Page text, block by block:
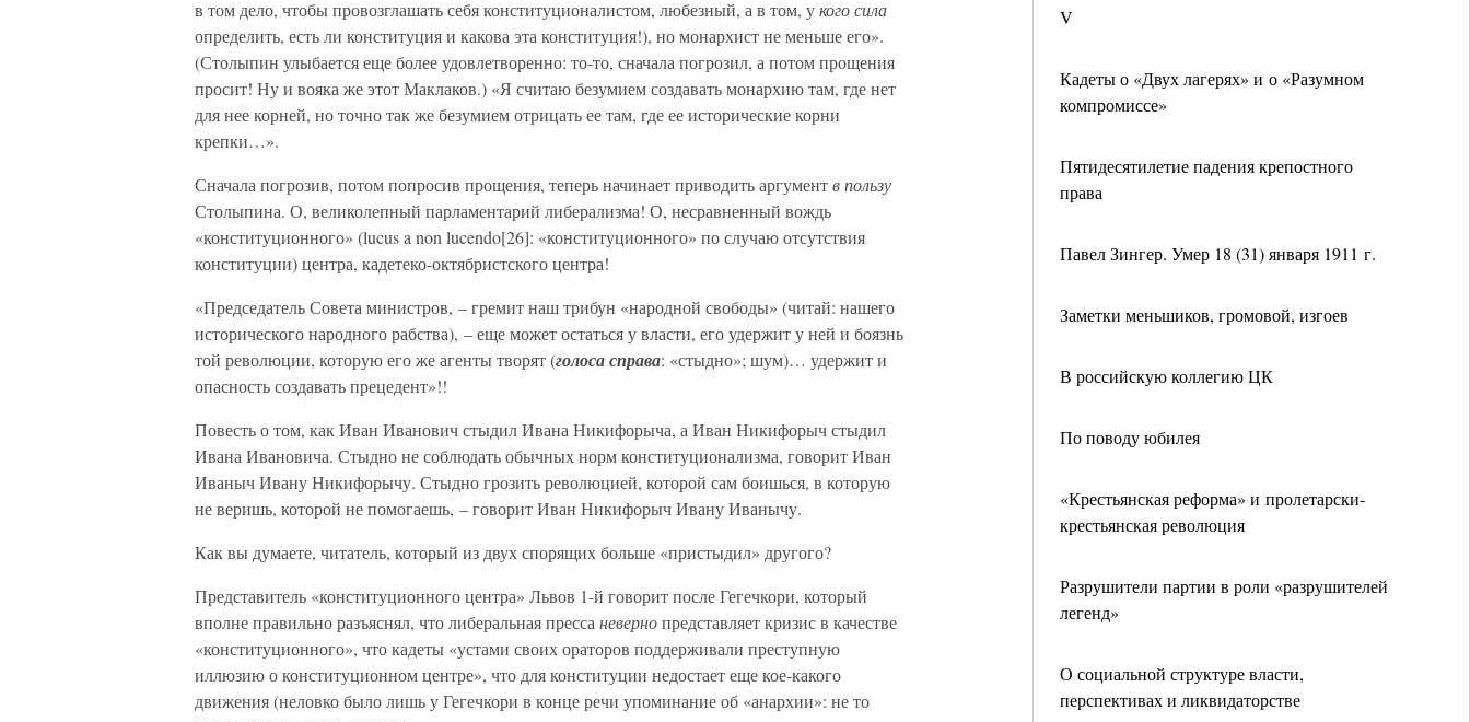
V
Кадеты о «Двух лагерях» и о «Разумном
компромиссе»
Пятидесятилетие падения крепостного
права
Павел Зингер. Умер 18 (31) января 1911 г.
Заметки меньшиков, громовой, изгоев
В российскую коллегию ЦК
По поводу юбилея
«Крестьянская реформа» и пролетарски-
крестьянская революция
Разрушители партии в роли «разрушителей
легенд»
О социальной структуре власти,
перспективах и ликвидаторстве
в том дело, чтобы провозглашать себя конституционалистом, любезный, а в том, укого сила
определить, есть ли конституция и какова эта конституция!), но монархист не меньше его».
(Столыпин улыбается еще более удовлетворенно: то-то, сначала погрозил, а потом прощения
просит! Ну и вояка же этот Маклаков.) «Я считаю безумием создавать монархию там, где нет
для нее корней, но точно так же безумием отрицать ее там, где ее исторические корни
крепки…».
Сначала погрозив, потом попросив прощения, теперь начинает приводить аргументв пользу
Столыпина. О, великолепный парламентарий либерализма! О, несравненный вождь
«конституционного» (lucus a non lucendo[26]: «конституционного» по случаю отсутствия
конституции) центра, кадетеко-октябристского центра!
«Председатель Совета министров, – гремит наш трибун «народной свободы» (читай: нашего
исторического народного рабства), – еще может остаться у власти, его удержит у ней и боязнь
той революции, которую его же агенты творят (голоса справа: «стыдно»; шум)… удержит и
опасность создавать прецедент»!!
Повесть о том, как Иван Иванович стыдил Ивана Никифорыча, а Иван Никифорыч стыдил
Ивана Ивановича. Стыдно не соблюдать обычных норм конституционализма, говорит Иван
Иваныч Ивану Никифорычу. Стыдно грозить революцией, которой сам боишься, в которую
не веришь, которой не помогаешь, – говорит Иван Никифорыч Ивану Иванычу.
Как вы думаете, читатель, который из двух спорящих больше «пристыдил» другого?
Представитель «конституционного центра» Львов 1-й говорит после Гегечкори, который
вполне правильно разъяснял, что либеральная пресса невернопредставляет кризис в качестве
«конституционного», что кадеты «устами своих ораторов поддерживали преступную
иллюзию о конституционном центре», что для конституции недостает еще кое-какого
движения (неловко было лишь у Гегечкори в конце речи упоминание об «анархии»: не то